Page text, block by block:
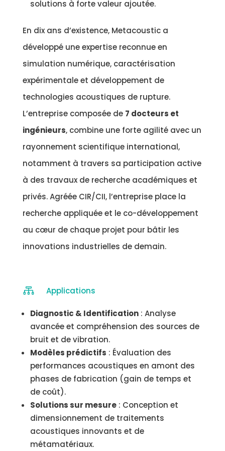
solutions à forte valeur ajoutée.
En dix ans d’existence, Metacoustic a
développé une expertise reconnue en
simulation numérique, caractérisation
expérimentale et développement de
technologies acoustiques de rupture.
L’entreprise composée de 7 docteurs et
ingénieurs, combine une forte agilité avec un
rayonnement scientifique international,
notamment à travers sa participation active
à des travaux de recherche académiques et
privés. Agréée CIR/CII, l’entreprise place la
recherche appliquée et le co-développement
au cœur de chaque projet pour bâtir les
innovations industrielles de demain.
 Applications
Diagnostic & Identification: Analyse
avancée et compréhension des sources de
bruit et de vibration.
Modèles prédictifs : Évaluation des
performances acoustiques en amont des
phases de fabrication (gain de temps et
de coût).
Solutions sur mesure: Conception et
dimensionnement de traitements
acoustiques innovants et de
métamatériaux.